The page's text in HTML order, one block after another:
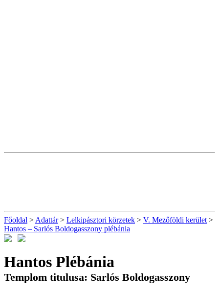
Főoldal > Adattár> Lelkipásztori körzetek > V. Mezőföldi kerület >
Hantos – Sarlós Boldogasszony plébánia
Hantos Plébánia
Templom titulusa: Sarlós Boldogasszony